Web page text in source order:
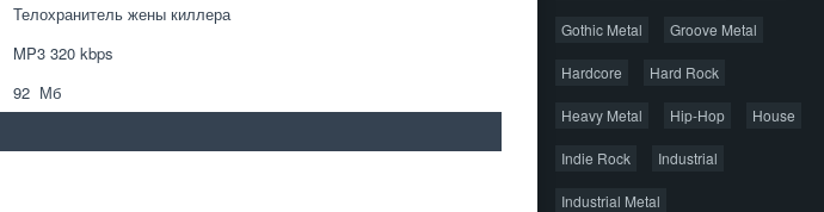
Телохранитель жены киллера
MP3 320 kbps
92  Мб
Gothic Metal Groove Metal
Hardcore Hard Rock
Heavy Metal Hip-Hop House
Indie Rock Industrial
Industrial Metal